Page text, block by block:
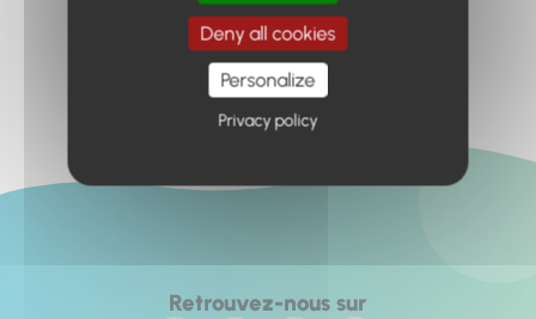
Retour à l'accueil
Retrouvez-nous sur
Deny all cookies
Personalize
Privacy policy